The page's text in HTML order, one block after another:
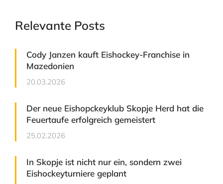
Relevante Posts
Cody Janzen kauft Eishockey-Franchise in
Mazedonien
20.03.2026
Der neue Eishopckeyklub Skopje Herd hat die
Feuertaufe erfolgreich gemeistert
25.02.2026
In Skopje ist nicht nur ein, sondern zwei
Eishockeyturniere geplant